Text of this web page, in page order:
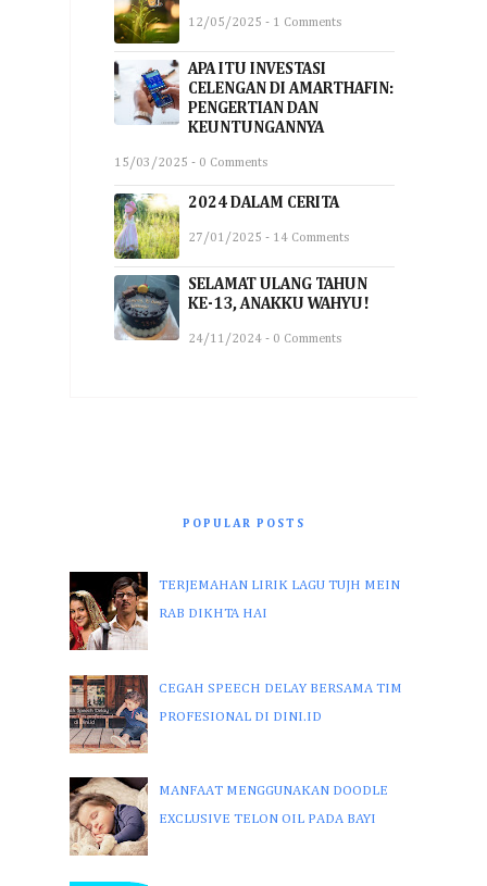
12/05/2025 - 1 Comments
APA ITU INVESTASI
CELENGAN DI AMARTHAFIN:
PENGERTIAN DAN
KEUNTUNGANNYA
15/03/2025 - 0 Comments
2024 DALAM CERITA
27/01/2025 - 14 Comments
SELAMAT ULANG TAHUN
KE-13, ANAKKU WAHYU!
24/11/2024 - 0 Comments
POPULAR POSTS
TERJEMAHAN LIRIK LAGU TUJH MEIN
RAB DIKHTA HAI
CEGAH SPEECH DELAY BERSAMA TIM
PROFESIONAL DI DINI.ID
MANFAAT MENGGUNAKAN DOODLE
EXCLUSIVE TELON OIL PADA BAYI